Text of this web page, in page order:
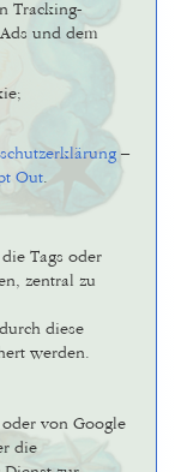
Tracking-
und dem
–
Out.
Tags oder
zentral zu
diese
werden.
von Google
die